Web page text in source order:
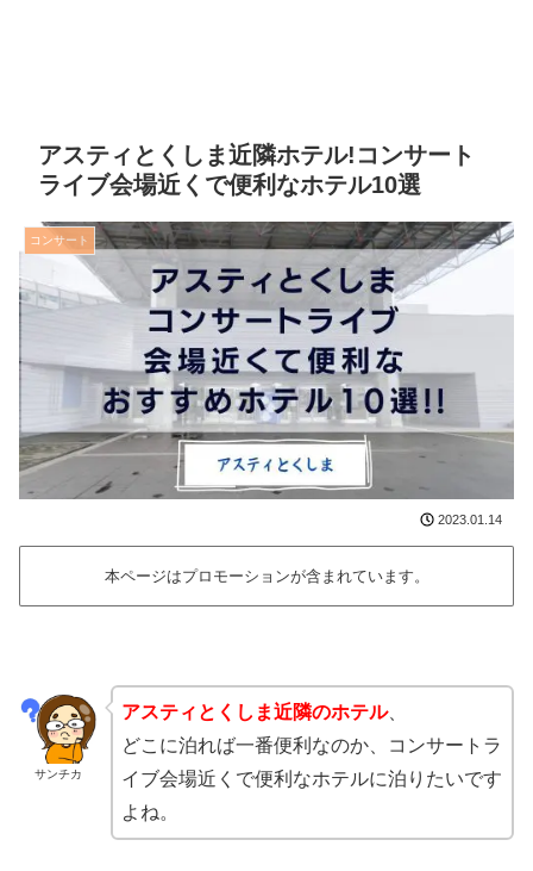
アスティとくしま近隣ホテル!コンサート
ライブ会場近くで便利なホテル10選
コンサート
2023.01.14
本ページはプロモーションが含まれています。
サンチカ
アスティとくしま近隣のホテル、
どこに泊れば一番便利なのか、コンサートラ
イブ会場近くで便利なホテルに泊りたいです
よね。